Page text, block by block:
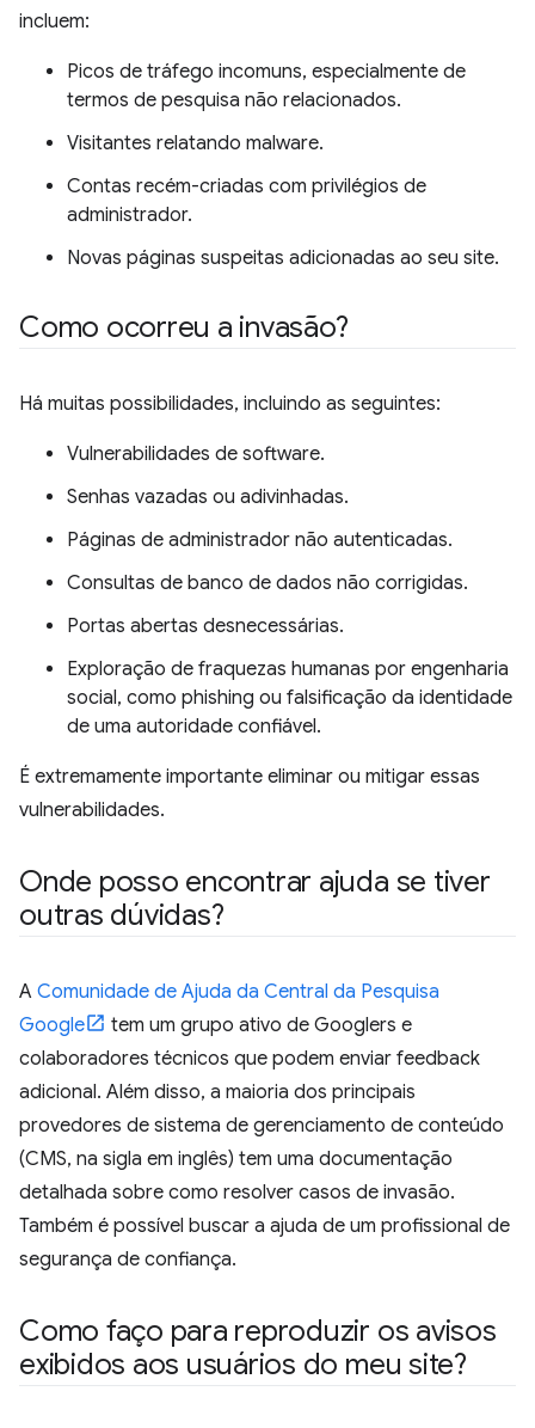
incluem:
Picos de tráfego incomuns, especialmente de
termos de pesquisa não relacionados.
Visitantes relatando malware.
Contas recém-criadas com privilégios de
administrador.
Novas páginas suspeitas adicionadas ao seu site.
Como ocorreu a invasão?
Há muitas possibilidades, incluindo as seguintes:
Vulnerabilidades de software.
Senhas vazadas ou adivinhadas.
Páginas de administrador não autenticadas.
Consultas de banco de dados não corrigidas.
Portas abertas desnecessárias.
Exploração de fraquezas humanas por engenharia
social, como phishing ou falsificação da identidade
de uma autoridade confiável.
É extremamente importante eliminar ou mitigar essas
vulnerabilidades.
Onde posso encontrar ajuda se tiver
outras dúvidas?
A Comunidade de Ajuda da Central da Pesquisa
Google
tem um grupo ativo de Googlers e
colaboradores técnicos que podem enviar feedback
adicional. Além disso, a maioria dos principais
provedores de sistema de gerenciamento de conteúdo
(CMS, na sigla em inglês) tem uma documentação
detalhada sobre como resolver casos de invasão.
Também é possível buscar a ajuda de um profissional de
segurança de confiança.
Como faço para reproduzir os avisos
exibidos aos usuários do meu site?